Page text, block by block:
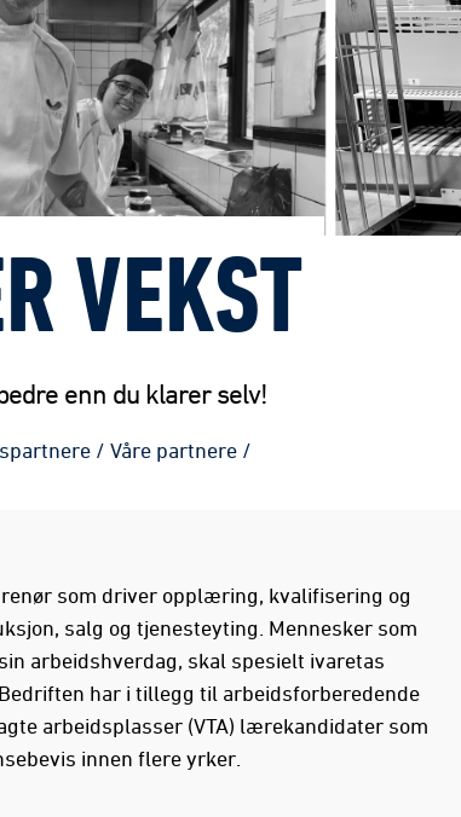
VEKST
enn du klarer selv!
/ Våre partnere /
som driver opplæring, kvalifisering og
salg og tjenesteyting. Mennesker som
arbeidshverdag, skal spesielt ivaretas
har i tillegg til arbeidsforberedende
arbeidsplasser (VTA) lærekandidater som
innen flere yrker.